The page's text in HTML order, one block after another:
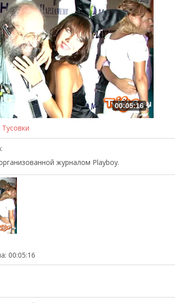
00:05:16
Тусовки
:
журналом Playboy.
: 00:05:16